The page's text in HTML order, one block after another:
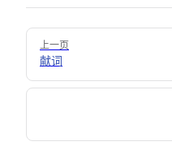
Pager
上一页
献词